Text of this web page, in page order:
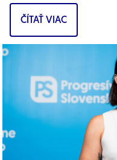
pravdepodobne z
dôkazy,...
ČÍTAŤ VIAC